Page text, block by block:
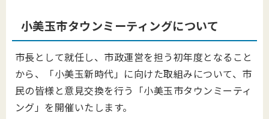
小美玉市タウンミーティングについて
市長として就任し、市政運営を担う初年度となること
から、「小美玉新時代」に向けた取組みについて、市
民の皆様と意見交換を行う「小美玉市タウンミーティ
ング」を開催いたします。